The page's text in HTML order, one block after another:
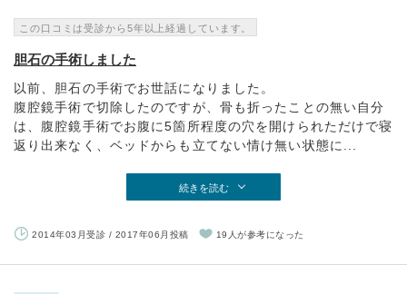
この口コミは受診から5年以上経過しています。
胆石の手術しました
以前、胆石の手術でお世話になりました。
腹腔鏡手術で切除したのですが、骨も折ったことの無い自分
は、腹腔鏡手術でお腹に5箇所程度の穴を開けられただけで寝
返り出来なく、ベッドからも立てない情け無い状態に...
続きを読む
2014年03月受診 / 2017年06月投稿 19人が参考になった